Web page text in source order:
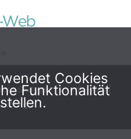
Stuttgart | Ländle-Web |
Cookies
Funktionalität